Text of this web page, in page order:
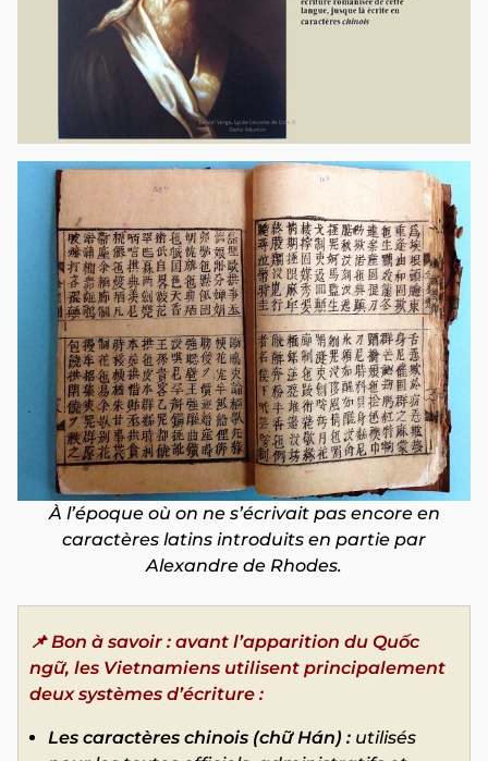
À l’époque où on ne s’écrivait pas encore en
caractères latins introduits en partie par
Alexandre de Rhodes.
📌 Bon à savoir : avant l’apparition du Quốc
ngữ, les Vietnamiens utilisent principalement
deux systèmes d’écriture :
Les caractères chinois (chữ Hán) : utilisés